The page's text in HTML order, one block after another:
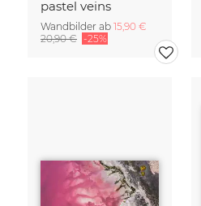
pastel veins
Wandbilder ab 15,90 €
20,90 € -25%